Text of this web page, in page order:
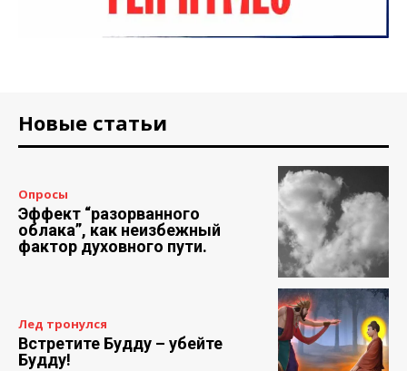
Новые статьи
Опросы
Эффект “разорванного
облака”, как неизбежный
фактор духовного пути.
Лед тронулся
Встретите Будду – убейте
Будду!